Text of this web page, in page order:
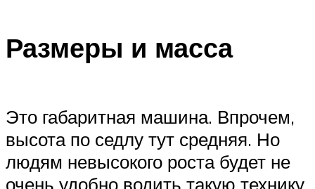
Размеры и масса
Это габаритная машина. Впрочем,
высота по седлу тут средняя. Но
людям невысокого роста будет не
очень удобно водить такую технику.